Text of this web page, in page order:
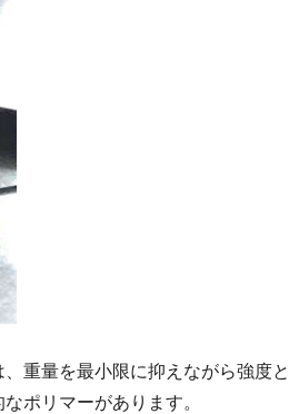
、重量を最小限に抑えながら強度
ポリマーがあります。